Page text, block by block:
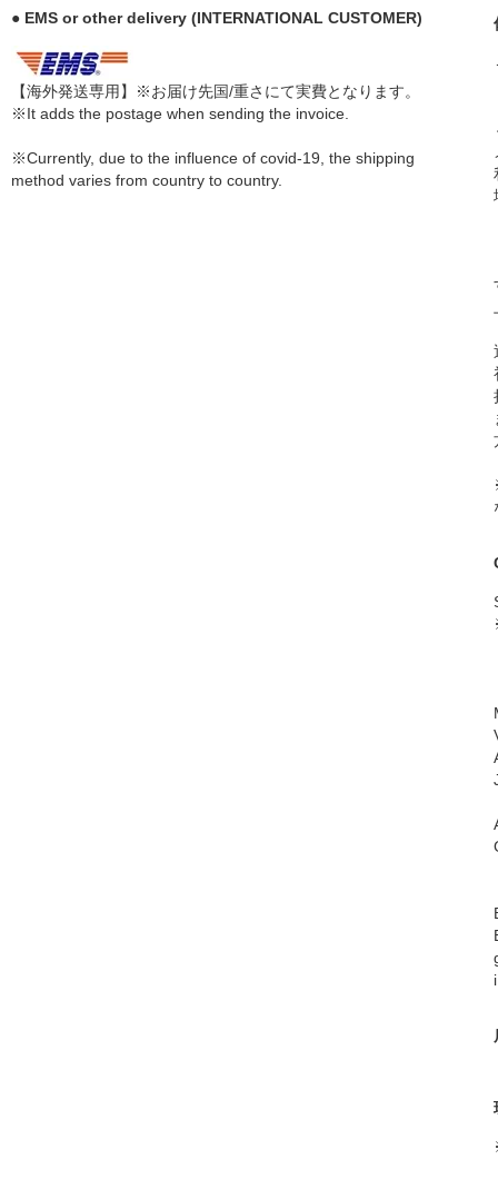
● EMS or other delivery (INTERNATIONAL CUSTOMER)
【海外発送専用】※お届け先国/重さにて実費となります。
※It adds the postage when sending the invoice.
※Currently, due to the influence of covid-19, the shipping
method varies from country to country.